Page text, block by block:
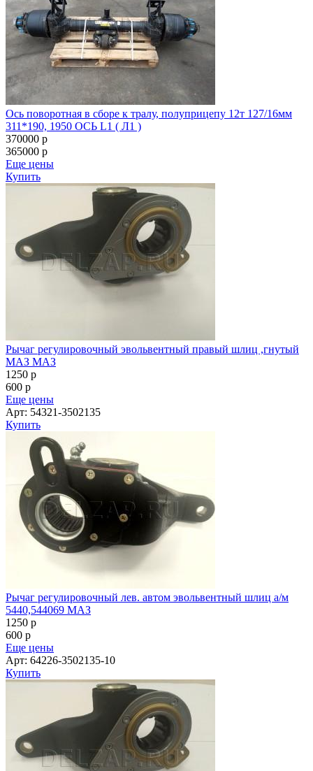
Ось поворотная в сборе к тралу, полуприцепу 12т 127/16мм
311*190, 1950 ОСЬ L1 ( Л1 )
370000 p
365000 p
Еще цены
Купить
Рычаг регулировочный эвольвентный правый шлиц ,гнутый
МАЗ МАЗ
1250 p
600 p
Еще цены
Арт: 54321-3502135
Купить
Рычаг регулировочный лев. автом эвольвентный шлиц а/м
5440,544069 МАЗ
1250 p
600 p
Еще цены
Арт: 64226-3502135-10
Купить